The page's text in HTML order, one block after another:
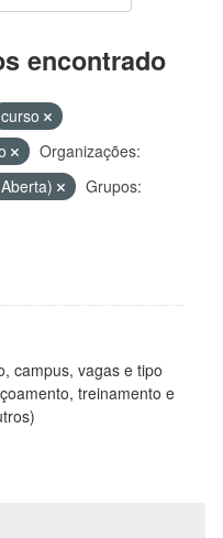
encontrado
curso
Organizações:
Grupos:
campus, vagas e tipo
treinamento e